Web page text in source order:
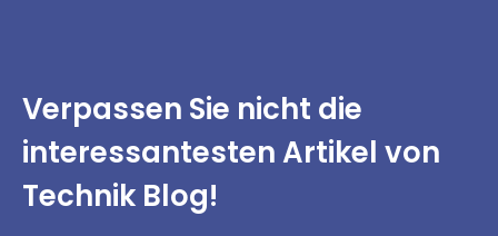
Verpassen Sie nicht die
interessantestenArtikel von
Technik Blog!